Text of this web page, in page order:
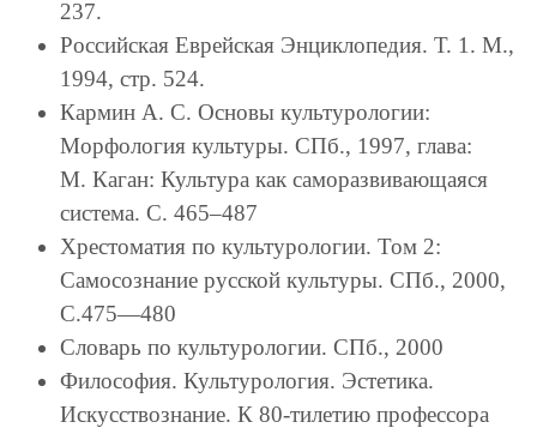
237.
Российская Еврейская Энциклопедия. Т. 1. М.,
1994, стр. 524.
Кармин А. С. Основы культурологии:
Морфология культуры. СПб., 1997, глава:
М. Каган: Культура как саморазвивающаяся
система. С. 465–487
Хрестоматия по культурологии. Том 2:
Самосознание русской культуры. СПб., 2000,
С.475—480
Словарь по культурологии. СПб., 2000
Философия. Культурология. Эстетика.
Искусствознание. К 80-тилетию профессора